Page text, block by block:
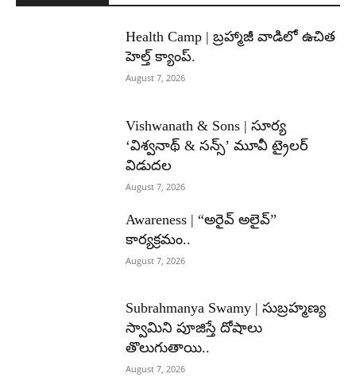
Health Camp | బ్రహ్మాజీ వాడిలో ఉచిత
హెల్త్ క్యాంప్.
August 7, 2026
Vishwanath & Sons | సూర్య
‘విశ్వనాథ్ & సన్స్’ మూవీ ట్రైలర్
విడుదల
August 7, 2026
Awareness | “అరైవ్ అలైవ్”
కార్యక్రమం..
August 7, 2026
Subrahmanya Swamy | సుబ్రహ్మణ్య
స్వామిని పూజిస్తే దోషాలు
తొలుగుతాయి..
August 7, 2026